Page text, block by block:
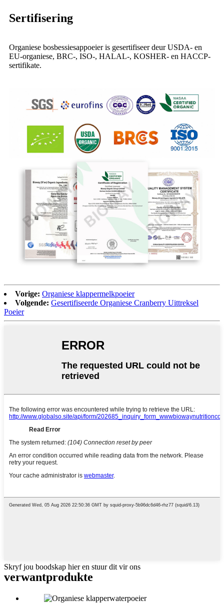
Sertifisering
Organiese bosbessiesappoeier is gesertifiseer deur USDA- en
EU-organiese, BRC-, ISO-, HALAL-, KOSHER- en HACCP-
sertifikate.
Vorige: Organiese klappermelkpoeier
Volgende: Gesertifiseerde Organiese Cranberry Uittreksel
Poeier
Skryf jou boodskap hier en stuur dit vir ons
verwantprodukte